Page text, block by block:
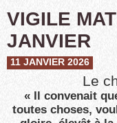
VIGILE
JANVIER
11 JANVIER 2026
Le
« Il convenait
toutes choses,